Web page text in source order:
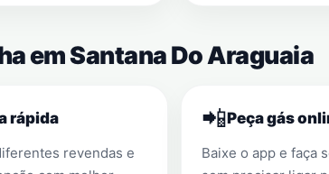
em Santana Do Araguaia
rápida
revendas e
📲Peça gás
Baixe o app e faça